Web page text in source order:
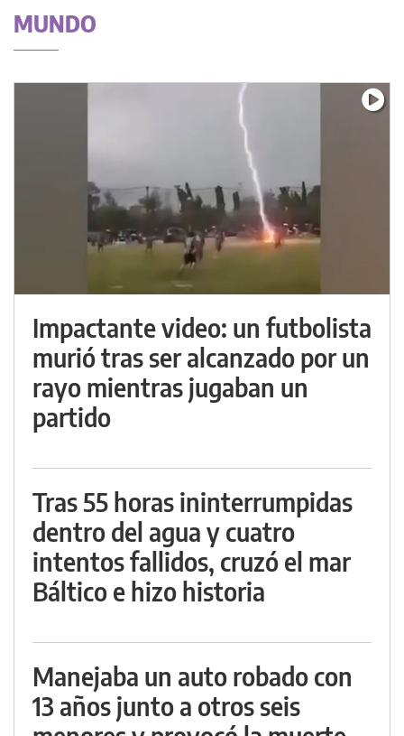
MUNDO
Impactante video: un futbolista
murió tras ser alcanzado por un
rayo mientras jugaban un
partido
Tras 55 horas ininterrumpidas
dentro del agua y cuatro
intentos fallidos, cruzó el mar
Báltico e hizo historia
Manejaba un auto robado con
13 años junto a otros seis